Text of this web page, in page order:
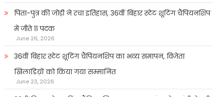
पिता-पुत्र की जोड़ी ने रचा इतिहास, 36वीं बिहार स्टेट शूटिंग चैंपियनशिप
में जीते 11 पदक
June 26, 2026
36वीं बिहार स्टेट शूटिंग चैंपियनशिप का भव्य समापन, विजेता
खिलाडिय़ों को किया गया सम्मानित
June 23, 2026